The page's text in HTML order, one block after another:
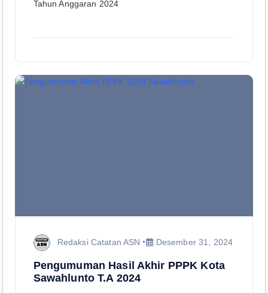
Tahun Anggaran 2024
Redaksi Catatan ASN Desember 31, 2024
Pengumuman Hasil Akhir PPPK Kota
Sawahlunto T.A 2024